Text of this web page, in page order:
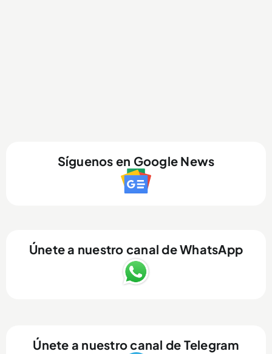
Síguenos en Google News
Únete a nuestro canal de WhatsApp
Únete a nuestro canal de Telegram